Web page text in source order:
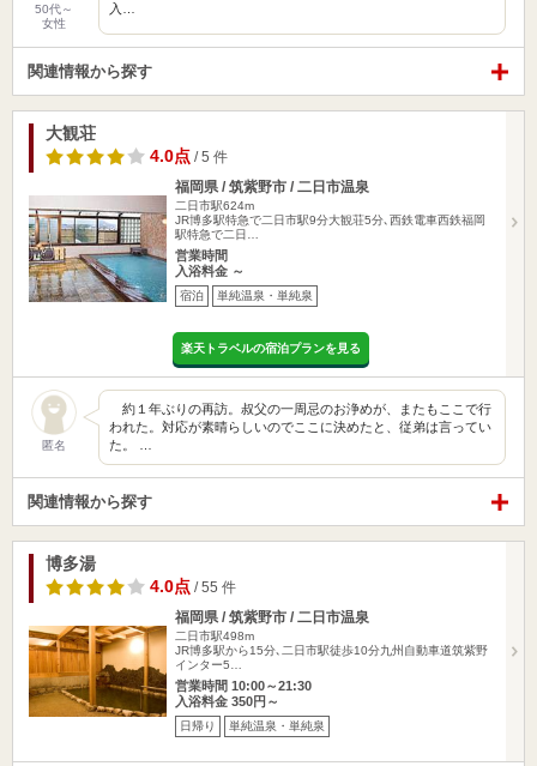
50代～
女性
入…
関連情報から探す
大観荘
4.0点 / 5 件
福岡県 / 筑紫野市 / 二日市温泉
二日市駅624m
JR博多駅特急で二日市駅9分大観荘5分､西鉄電車西鉄福岡
駅特急で二日…
営業時間
入浴料金 ～
宿泊 単純温泉・単純泉
楽天トラベルの宿泊プランを見る
匿名
約１年ぶりの再訪。叔父の一周忌のお浄めが、またもここで行
われた。対応が素晴らしいのでここに決めたと、従弟は言ってい
た。 …
関連情報から探す
博多湯
4.0点 / 55 件
福岡県 / 筑紫野市 / 二日市温泉
二日市駅498m
JR博多駅から15分､二日市駅徒歩10分九州自動車道筑紫野
インター5…
営業時間 10:00～21:30
入浴料金 350円～
日帰り 単純温泉・単純泉